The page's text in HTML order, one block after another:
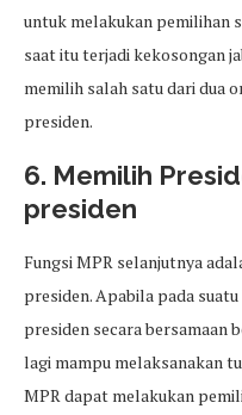
untuk melakukan pemilihan
saat itu terjadi kekosongan
memilih salah satu dari dua
presiden.
6. Memilih
presiden
Fungsi MPR selanjutnya
presiden. Apabila pada
presiden secara bersamaan
lagi mampu melaksanakan
MPR dapat melakukan